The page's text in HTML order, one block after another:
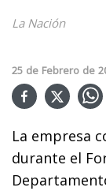
La Nación
25 de Febrero de
La empresa
durante el